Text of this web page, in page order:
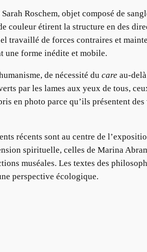
Sarah Roschem, objet composé de
couleur étirent la structure en des
travaillé de forces contraires et
une forme inédite et mobile.
de nécessité du care au-
par les lames aux yeux de tous,
en photo parce qu’ils présentent
récents sont au centre de
spirituelle, celles de Marina
muséales. Les textes des
perspective écologique.